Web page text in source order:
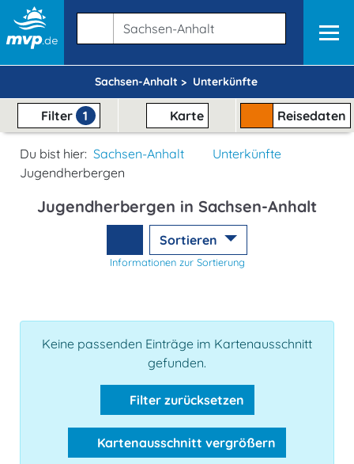
Sachsen-Anhalt > Unterkünfte
Filter 1 Karte Reisedaten
Du bist hier: Sachsen-Anhalt
Unterkünfte
Jugendherbergen
Jugendherbergen in Sachsen-Anhalt
Sortieren
Informationen zur Sortierung
Keine passenden Einträge im Kartenausschnitt
gefunden.
Filter zurücksetzen
Kartenausschnitt vergrößern